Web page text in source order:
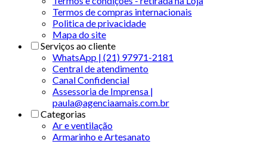
Termos de compras internacionais
Politica de privacidade
Mapa do site
Serviços ao cliente
WhatsApp | (21) 97971-2181
Central de atendimento
Canal Confidencial
Assessoria de Imprensa |
paula@agenciaamais.com.br
Categorias
Ar e ventilação
Armarinho e Artesanato